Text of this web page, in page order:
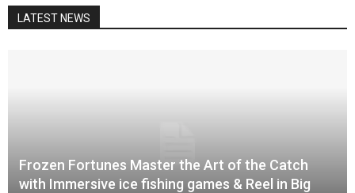
LATEST NEWS
Frozen Fortunes Master the Art of the Catch
with Immersive ice fishing games & Reel in Big